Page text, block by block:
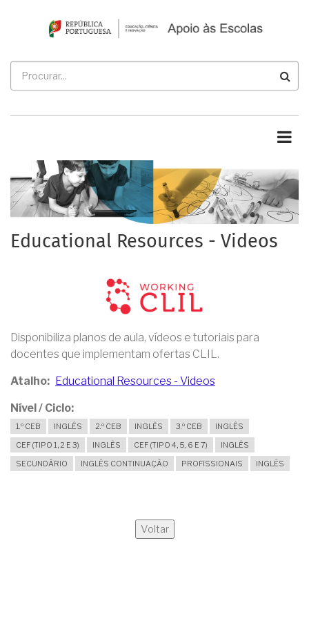
conteúdo
principal
Educational Resources - Videos
Disponibiliza planos de aula, vídeos e tutoriais para
docentes que implementam ofertas CLIL.
Atalho Educational Resources - Videos
Nível / Ciclo
1.º CEB INGLÊS 2.º CEB INGLÊS 3.º CEB
INGLÊS
CEF (TIPO 1, 2 E 3)
INGLÊS CEF (TIPO 4, 5, 6 E 7)
INGLÊS
SECUNDÁRIO
INGLÊS CONTINUAÇÃO PROFISSIONAIS INGLÊS
Voltar